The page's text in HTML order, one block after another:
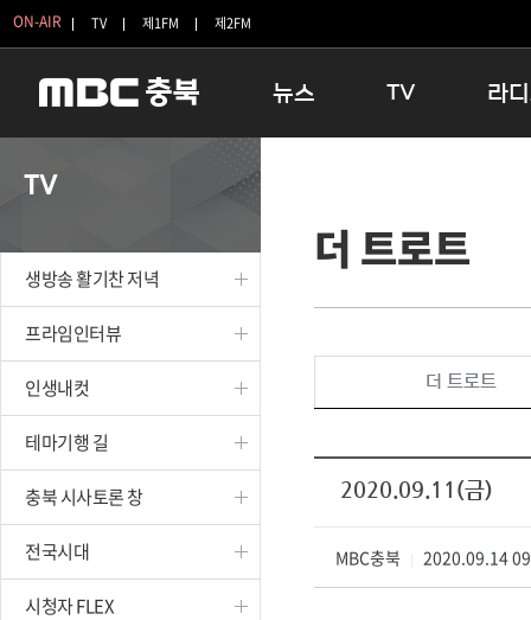
ON-AIR TV 제1FM 제2FM
뉴스
보은
옥천
TV
인생내컷
테마기행 길
시청자 FLEX
특집프로그램
종영프로그램
라
TV
생방송 활기찬 저녁
프라임인터뷰
인생내컷
테마기행 길
충북 시사토론 창
전국시대
시청자 FLEX
더 트로트
더 트로트
2020.09.11(금)
MBC충북 2020.09.14